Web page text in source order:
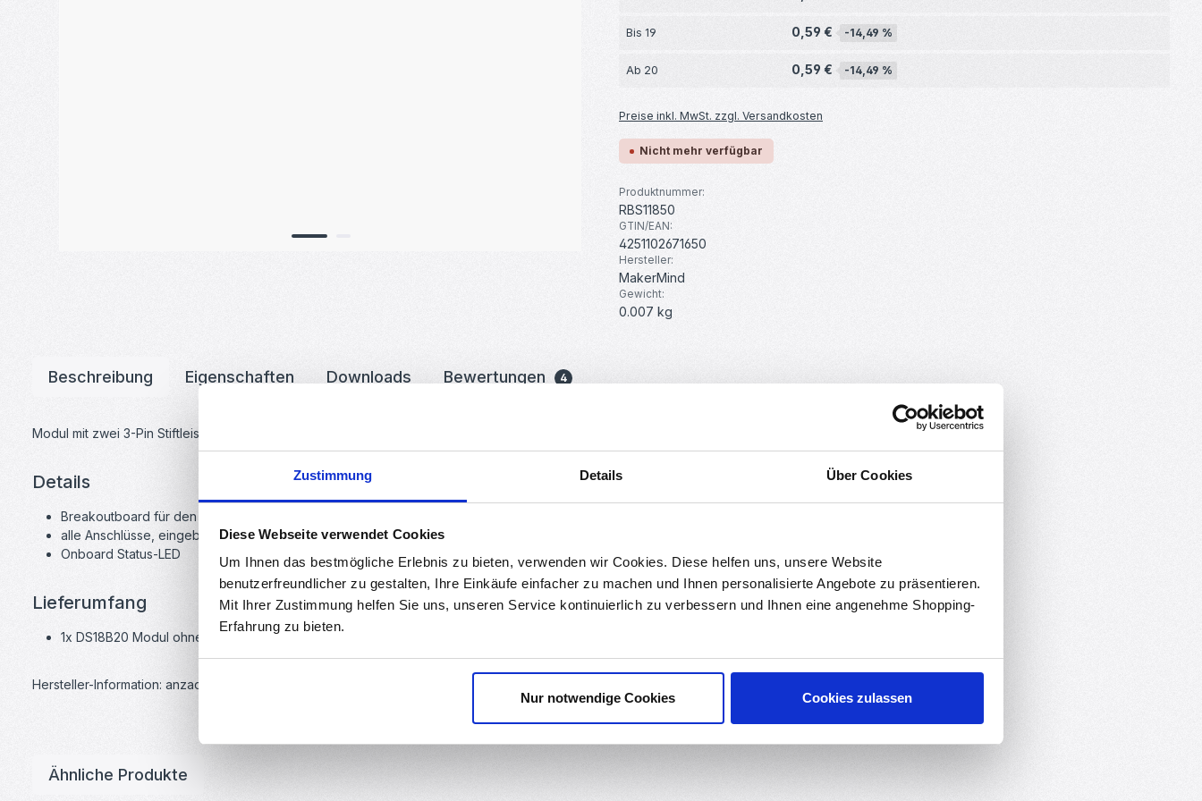
Zustimmung Details Über Cookies
Diese Webseite verwendet Cookies
Um Ihnen das bestmögliche Erlebnis zu bieten, verwenden wir Cookies. Diese helfen uns, unsere Website
benutzerfreundlicher zu gestalten, Ihre Einkäufe einfacher zu machen und Ihnen personalisierte Angebote zu präsentieren.
Mit Ihrer Zustimmung helfen Sie uns, unseren Service kontinuierlich zu verbessern und Ihnen eine angenehme Shopping-
Erfahrung zu bieten.
Nur notwendige Cookies Cookies zulassen
Bis 19 0,59 € -14,49 %
Ab 20 0,59 € -14,49 %
Preise inkl. MwSt. zzgl. Versandkosten
Nicht mehr verfügbar
Produktnummer:
RBS11850
GTIN/EAN:
4251102671650
Hersteller:
MakerMind
Gewicht:
0.007 kg
Beschreibung Eigenschaften Downloads Bewertungen 4
Modul mit zwei 3-Pin Stiftleisten, Status LED und Pullup-Widerstand für den DS18B20 Temperatursensor.
Details
Breakoutboard für den DS18B20 Temperatursensor
alle Anschlüsse, eingebauter Pull up Widerstand.
Onboard Status-LED
Lieferumfang
1x DS18B20 Modul ohne Sensor
Hersteller-Information: anzado GmbH, Römerstadt 2-4, 66121 Saarbrücken Deutschland, info@roboter-bausatz.de
Ähnliche Produkte